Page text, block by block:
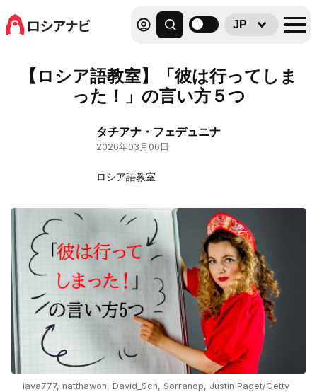
JP
【ロシア語教室】「彼は行ってしま
った！」の言い方５つ
タチアナ・フェデュニナ
2026年03月06日
ロシア語教室
iava777, natthawon, David_Sch, Sorranop, Justin Paget/Getty